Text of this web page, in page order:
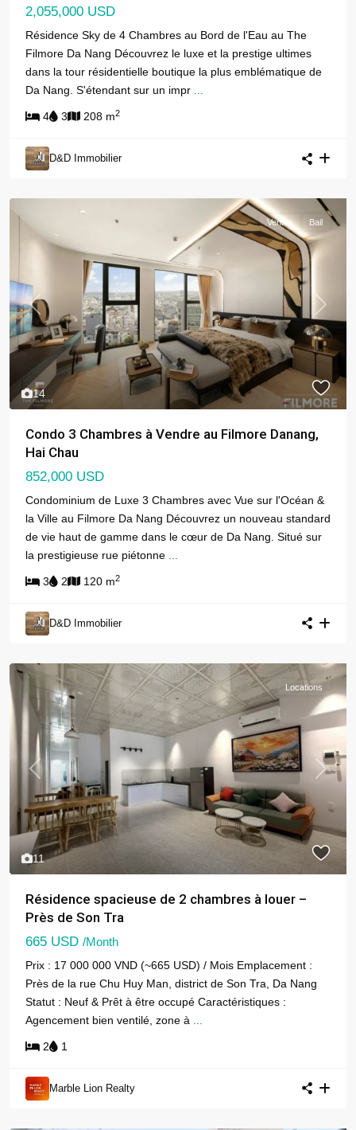
2,055,000 USD
Résidence Sky de 4 Chambres au Bord de l'Eau au The
Filmore Da Nang Découvrez le luxe et la prestige ultimes
dans la tour résidentielle boutique la plus emblématique de
Da Nang. S'étendant sur un impr
4 3 208 m2
D&D Immobilier
14
Previous Next
Ventes Bail
Condo 3 Chambres à Vendre au Filmore Danang,
Hai Chau
852,000 USD
Condominium de Luxe 3 Chambres avec Vue sur l'Océan &
la Ville au Filmore Da Nang Découvrez un nouveau standard
de vie haut de gamme dans le cœur de Da Nang. Situé sur
la prestigieuse rue piétonne
3 2 120 m2
D&D Immobilier
11
Previous Next
Locations
Résidence spacieuse de 2 chambres à louer –
Près de Son Tra
665 USD /Month
Prix : 17 000 000 VND (~665 USD) / Mois Emplacement :
Près de la rue Chu Huy Man, district de Son Tra, Da Nang
Statut : Neuf & Prêt à être occupé Caractéristiques :
Agencement bien ventilé, zone à
2 1
Marble Lion Realty